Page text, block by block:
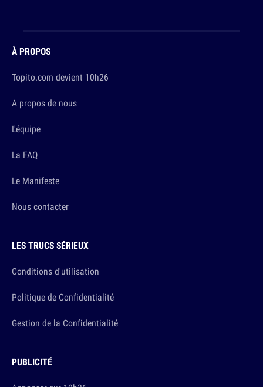
À PROPOS
Topito.com devient 10h26
A propos de nous
L'équipe
La FAQ
Le Manifeste
Nous contacter
LES TRUCS SÉRIEUX
Conditions d'utilisation
Politique de Confidentialité
Gestion de la Confidentialité
PUBLICITÉ